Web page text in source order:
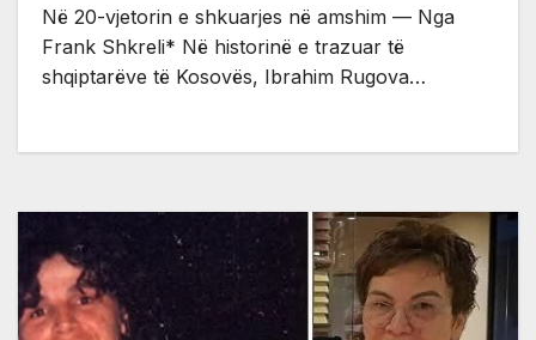
Në 20-vjetorin e shkuarjes në amshim — Nga
Frank Shkreli* Në historinë e trazuar të
shqiptarëve të Kosovës, Ibrahim Rugova…